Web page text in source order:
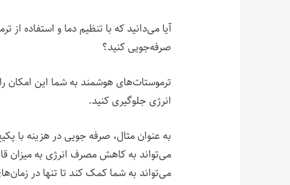
آیا می‌دانید که با تنظیم دما و استفاده
صرفه‌جویی کنید؟
ترموستات‌های هوشمند به شما این امکان
انرژی جلوگیری کنید.
می‌تواند به کاهش مصرف انرژی به میزان
می‌تواند به شما کمک کند تا تنها در